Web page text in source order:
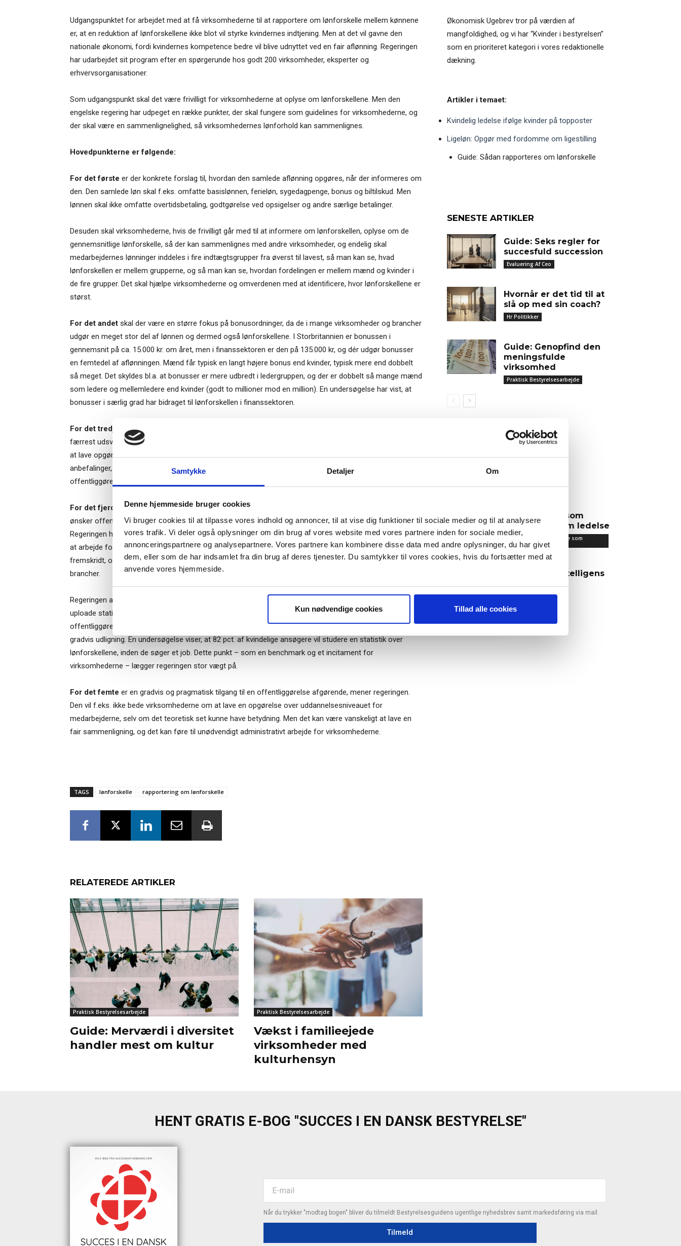
Samtykke Detaljer Om
Denne hjemmeside bruger cookies
Vi bruger cookies til at tilpasse vores indhold og annoncer, til at vise dig funktioner til sociale medier og til at analysere
vores trafik. Vi deler også oplysninger om din brug af vores website med vores partnere inden for sociale medier,
annonceringspartnere og analysepartnere. Vores partnere kan kombinere disse data med andre oplysninger, du har givet
dem, eller som de har indsamlet fra din brug af deres tjenester. Du samtykker til vores cookies, hvis du fortsætter med at
anvende vores hjemmeside.
Kun nødvendige cookies Tillad alle cookies
Udgangspunktet for arbejdet med at få virksomhederne til at rapportere om lønforskelle mellem kønnene
er, at en reduktion af lønforskellene ikke blot vil styrke kvindernes indtjening. Men at det vil gavne den
nationale økonomi, fordi kvindernes kompetence bedre vil blive udnyttet ved en fair aflønning. Regeringen
har udarbejdet sit program efter en spørgerunde hos godt 200 virksomheder, eksperter og
erhvervsorganisationer.
Som udgangspunkt skal det være frivilligt for virksomhederne at oplyse om lønforskellene. Men den
engelske regering har udpeget en række punkter, der skal fungere som guidelines for virksomhederne, og
der skal være en sammenlignelighed, så virksomhedernes lønforhold kan sammenlignes.
Hovedpunkterne er følgende:
For det første er der konkrete forslag til, hvordan den samlede aflønning opgøres, når der informeres om
den. Den samlede løn skal f.eks. omfatte basislønnen, ferieløn, sygedagpenge, bonus og biltilskud. Men
lønnen skal ikke omfatte overtidsbetaling, godtgørelse ved opsigelser og andre særlige betalinger.
Desuden skal virksomhederne, hvis de frivilligt går med til at informere om lønforskellen, oplyse om de
gennemsnitlige lønforskelle, så der kan sammenlignes med andre virksomheder, og endelig skal
medarbejdernes lønninger inddeles i fire indtægtsgrupper fra øverst til lavest, så man kan se, hvad
lønforskellen er mellem grupperne, og så man kan se, hvordan fordelingen er mellem mænd og kvinder i
de fire grupper. Det skal hjælpe virksomhederne og omverdenen med at identificere, hvor lønforskellene er
størst.
For det andet skal der være en større fokus på bonusordninger, da de i mange virksomheder og brancher
udgør en meget stor del af lønnen og dermed også lønforskellene. I Storbritannien er bonussen i
gennemsnit på ca. 15.000 kr. om året, men i finanssektoren er den på 135.000 kr, og dér udgør bonusser
en femtedel af aflønningen. Mænd får typisk en langt højere bonus end kvinder, typisk mere end dobbelt
så meget. Det skyldes bl.a. at bonusser er mere udbredt i ledergruppen, og der er dobbelt så mange mænd
som ledere og mellemledere end kvinder (godt to millioner mod en million). En undersøgelse har vist, at
bonusser i særlig grad har bidraget til lønforskellen i finanssektoren.
For det tredje
anbefaler regeringen at bruge lønstatistikken for april, da det er den måned, hvor der er
færrest udsving i beskæftigelsen og lønningerne. Dermed undgår virksomheder også for meget bøvl med
at lave opgørelserne og beregningerne. Virksomhederne skal have tid til at vænne sig til de nye
anbefalinger, så opgørelsen skal først offentliggøres fra og med 2018. Regeringen ser helst, at de
offentliggøres på samme tid, f. eks. ved årets slutning, så der bliver overblik over forholdene.
For det fjerde eroffentliggørelsen et afgørende punkt. Op imod halvdelen af de adspurgte virksomheder
ønsker offentliggørelse hvert andet eller tredje år, mens 43 pct. gerne ser en årlig offentliggørelse.
Regeringen har besluttet sig for en årlig offentliggørelse for derved at lægge pres på virksomhederne for
at arbejde for en udligning af lønforskellene. Med en årlig offentliggørelse kan man se, om der sker
fremskridt, og det bliver lettere at skabe et bedre sammenligningsgrundlag med andre virksomheder og
brancher.
Regeringen anbefaler, at virksomhederne lægger deres statistik på deres hjemmeside, og desuden skal de
uploade statistikken til en regeringshjemmeside, der skal lave det samlede overblik. Med en
offentliggørelse skal ansøgere kunne se, hvor store lønforskellene er, og de skal kunne se, om der sker en
gradvis udligning. En undersøgelse viser, at 82 pct. af kvindelige ansøgere vil studere en statistik over
lønforskellene, inden de søger et job. Dette punkt – som en benchmark og et incitament for
virksomhederne – lægger regeringen stor vægt på.
For det femte er en gradvis og pragmatisk tilgang til en offentliggørelse afgørende, mener regeringen.
Den vil f.eks. ikke bede virksomhederne om at lave en opgørelse over uddannelsesniveauet for
medarbejderne, selv om det teoretisk set kunne have betydning. Men det kan være vanskeligt at lave en
fair sammenligning, og det kan føre til unødvendigt administrativt arbejde for virksomhederne.
TAGS lønforskelle rapportering om lønforskelle
RELATEREDE ARTIKLER
Praktisk Bestyrelsesarbejde
Guide: Merværdi i diversitet
handler mest om kultur
Praktisk Bestyrelsesarbejde
Vækst i familieejede
virksomheder med
kulturhensyn
Økonomisk Ugebrev tror på værdien af
mangfoldighed, og vi har “Kvinder i bestyrelsen”
som en prioriteret kategori i vores redaktionelle
dækning.
Artikler i temaet:
Kvindelig ledelse ifølge kvinder på topposter
Ligeløn: Opgør med fordomme om ligestilling
Guide: Sådan rapporteres om lønforskelle
SENESTE ARTIKLER
Guide: Seks regler for
succesfuld succession
Evaluering Af Ceo
Hvornår er det tid til at
slå op med sin coach?
Hr Politikker
Guide: Genopfind den
meningsfulde
virksomhed
Praktisk Bestyrelsesarbejde
SENESTE TEMAER
Det lærte jeg som
iværksætter om ledelse
Det lærte jeg om ledelse som
iværksætter
AI – Kunstig intelligens
IT & Digitalisering
HENT GRATIS E-BOG "SUCCES I EN DANSK BESTYRELSE"
Når du trykker "modtag bogen" bliver du tilmeldt Bestyrelsesguidens ugentlige nyhedsbrev samt markedsføring via mail.
Tilmeld
– og modtag Ole Borchs bog
“Succes i en dansk bestyrelse”
Når du trykker "modtag bogen" bliver du tilmeldt